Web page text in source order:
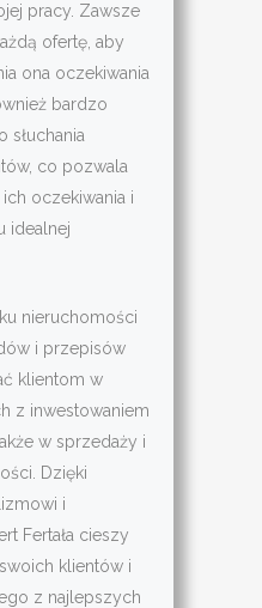
pracy. Zawsze
ofertę, aby
ona oczekiwania
bardzo
co pozwala
oczekiwania i
idealnej
nieruchomości
i przepisów
klientom w
z inwestowaniem
w sprzedaży i
Dzięki
i
Fertała cieszy
klientów i
z najlepszych